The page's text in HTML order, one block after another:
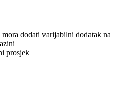
dodati varijabilni dodatak na
prosjek